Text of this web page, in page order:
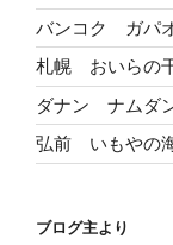
バンコク ガパ
札幌 おいらの
ダナン ナムダ
弘前 いもやの
ブログ主より